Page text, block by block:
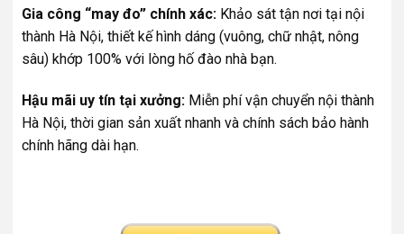
Gia công “may đo” chính xác: Khảo sát tận nơi tại nội
thành Hà Nội, thiết kế hình dáng (vuông, chữ nhật, nông
sâu) khớp 100% với lòng hố đào nhà bạn.
Hậu mãi uy tín tại xưởng: Miễn phí vận chuyển nội thành
Hà Nội, thời gian sản xuất nhanh và chính sách bảo hành
chính hãng dài hạn.